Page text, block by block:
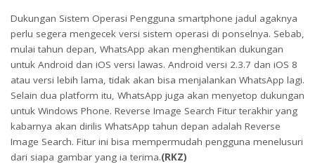
Dukungan Sistem Operasi Pengguna smartphone jadul agaknya
perlu segera mengecek versi sistem operasi di ponselnya. Sebab,
mulai tahun depan, WhatsApp akan menghentikan dukungan
untuk Android dan iOS versi lawas. Android versi 2.3.7 dan iOS 8
atau versi lebih lama, tidak akan bisa menjalankan WhatsApp lagi.
Selain dua platform itu, WhatsApp juga akan menyetop dukungan
untuk Windows Phone. Reverse Image Search Fitur terakhir yang
kabarnya akan dirilis WhatsApp tahun depan adalah Reverse
Image Search. Fitur ini bisa mempermudah pengguna menelusuri
dari siapa gambar yang ia terima.(RKZ)